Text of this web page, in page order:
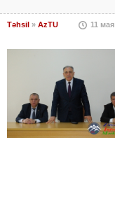
Təhsil » AzTU 11 мая